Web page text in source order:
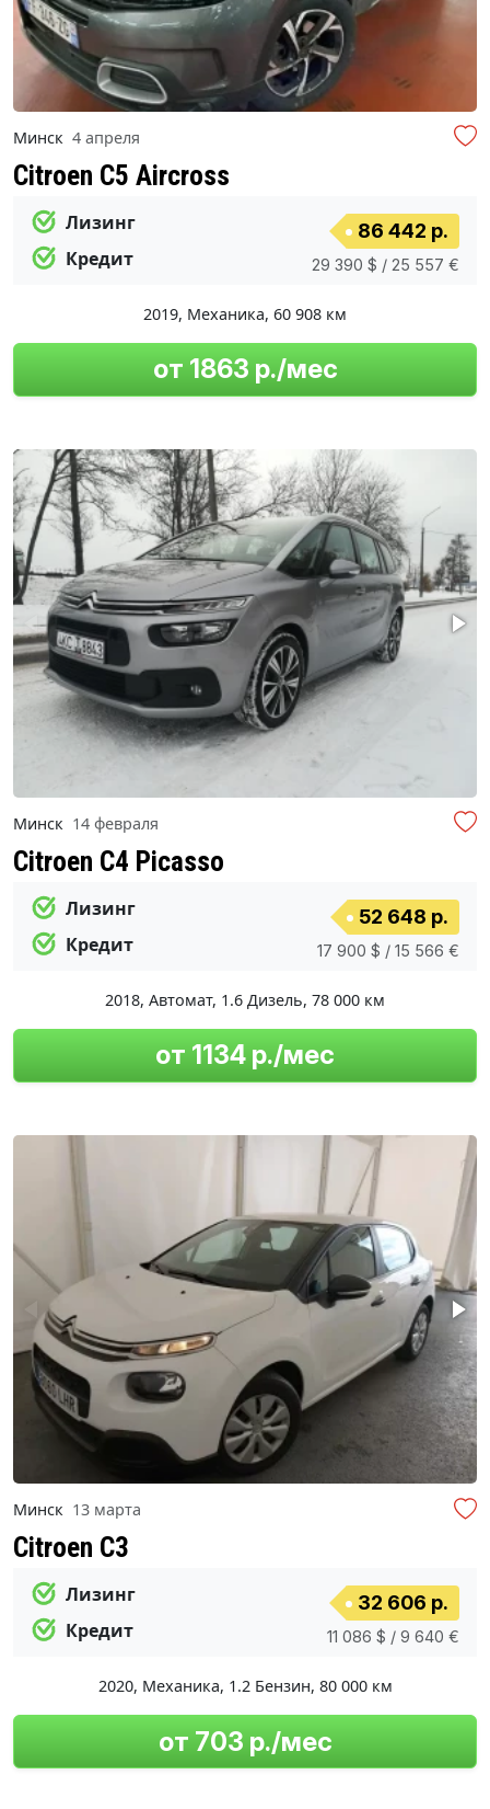
Минск 4 апреля
Citroen C5 Aircross
Лизинг
Кредит
86 442 р.
29 390 $ / 25 557 €
2019, Механика, 60 908 км
от 1863 р./мес
Минск 14 февраля
Citroen C4 Picasso
Лизинг
Кредит
52 648 р.
17 900 $ / 15 566 €
2018, Автомат, 1.6 Дизель, 78 000 км
от 1134 р./мес
Минск 13 марта
Citroen C3
Лизинг
Кредит
32 606 р.
11 086 $ / 9 640 €
2020, Механика, 1.2 Бензин, 80 000 км
от 703 р./мес